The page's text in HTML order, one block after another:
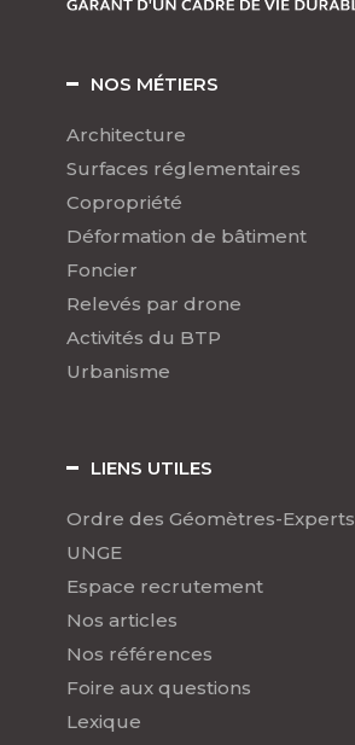
NOS MÉTIERS
Architecture
Surfaces réglementaires
Copropriété
Déformation de bâtiment
Foncier
Relevés par drone
Activités du BTP
Urbanisme
LIENS UTILES
Ordre des Géomètres-Experts
UNGE
Espace recrutement
Nos articles
Nos références
Foire aux questions
Lexique